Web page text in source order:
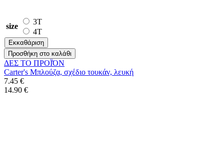
size
3T
4T
Εκκαθάριση
Προσθήκη στο καλάθι
ΔΕΣ ΤO ΠΡΟΪΌΝ
Carter's Μπλούζα, σχέδιο τουκάν, λευκή
7.45 €
14.90 €